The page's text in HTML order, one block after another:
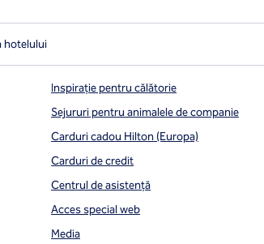
hotelului
Inspirație pentru călătorie
Sejururi pentru animalele de companie
Carduri cadou Hilton (Europa)
Carduri de credit
Centrul de asistență
Acces special web
Media